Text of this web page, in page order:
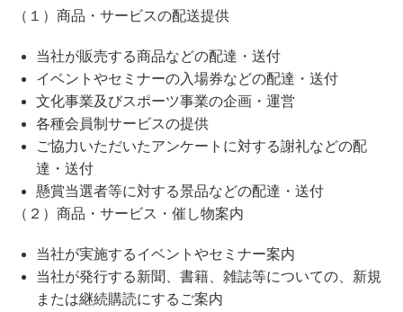
（１）商品・サービスの配送提供
当社が販売する商品などの配達・送付
イベントやセミナーの入場券などの配達・送付
文化事業及びスポーツ事業の企画・運営
各種会員制サービスの提供
ご協力いただいたアンケートに対する謝礼などの配
達・送付
懸賞当選者等に対する景品などの配達・送付
（２）商品・サービス・催し物案内
当社が実施するイベントやセミナー案内
当社が発行する新聞、書籍、雑誌等についての、新規
または継続購読にするご案内